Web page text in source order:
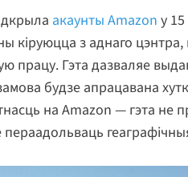
акаунты Amazon у
кіруюцца з аднаго
працу. Гэта дазваляе
будзе апрацавана
на Amazon — гэта не